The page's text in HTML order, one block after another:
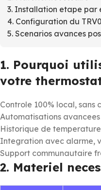
3. Installation etape par
4. Configuration du
5. Scenarios avances
1. Pourquoi
votre
Controle 100% local, sans
Automatisations
Historique de
Integration avec alarme,
Support communautaire
2. Materiel